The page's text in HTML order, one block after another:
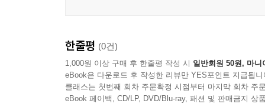
한줄평 (0건)
1,000원 이상 구매 후 한줄평 작성 시 일반회원 50원, 마니
eBook은 다운로드 후 작성한 리뷰만 YES포인트 지급됩니
클래스는 첫번째 회차 주문확정 시점부터 마지막 회차 주
eBook 페이백, CD/LP, DVD/Blu-ray, 패션 및 판매금지 상